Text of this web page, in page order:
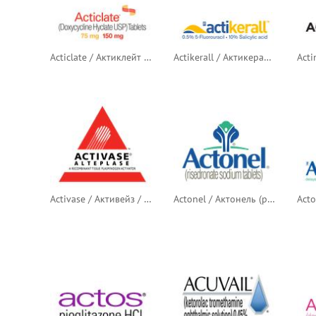
Acticlate / Актиклейт (доксициклин) Actikerall / Актикералл / Актикерал (5-фторурацил + салициловая кислота) — канадский логотип
Activase / Активейз / Активаза (алтеплаза) Actonel / Актонель (ризедронат натрия)